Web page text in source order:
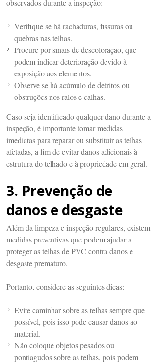
observados durante a inspeção:
Verifique se há rachaduras, fissuras ou
quebras nas telhas.
Procure por sinais de descoloração, que
podem indicar deterioração devido à
exposição aos elementos.
Observe se há acúmulo de detritos ou
obstruções nos ralos e calhas.
Caso seja identificado qualquer dano durante a
inspeção, é importante tomar medidas
imediatas para reparar ou substituir as telhas
afetadas, a fim de evitar danos adicionais à
estrutura do telhado e à propriedade em geral.
3. Prevenção de
danos e desgaste
Além da limpeza e inspeção regulares, existem
medidas preventivas que podem ajudar a
proteger as telhas de PVC contra danos e
desgaste prematuro.
Portanto, considere as seguintes dicas:
Evite caminhar sobre as telhas sempre que
possível, pois isso pode causar danos ao
material.
Não coloque objetos pesados ou
pontiagudos sobre as telhas, pois podem